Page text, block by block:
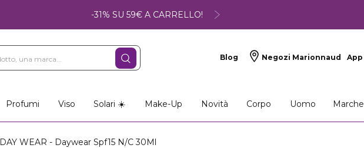
-31% SU 59€ A CARRELLO!
Blog Negozi Marionnaud App
Profumi Viso Solari ☀️ Make-Up Novità Corpo Uomo Marche
DAY WEAR - Daywear Spf15 N/C 30Ml